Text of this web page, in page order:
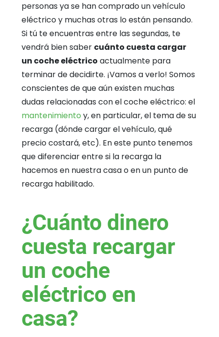
personas ya se han comprado un vehículo
eléctrico y muchas otras lo están pensando.
Si tú te encuentras entre las segundas, te
vendrá bien saber cuánto cuesta cargar
un coche eléctrico actualmente para
terminar de decidirte. ¡Vamos a verlo! Somos
conscientes de que aún existen muchas
dudas relacionadas con el coche eléctrico: el
mantenimiento y, en particular, el tema de su
recarga (dónde cargar el vehículo, qué
precio costará, etc). En este punto tenemos
que diferenciar entre si la recarga la
hacemos en nuestra casa o en un punto de
recarga habilitado.
¿Cuánto dinero
cuesta recargar
un coche
eléctrico en
casa?